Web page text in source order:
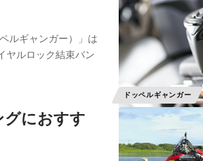
ドッペルギャンガー
ルギャンガー）」は
ヤルロック結束バン
グにおすす